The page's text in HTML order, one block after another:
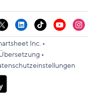
LinkedInTikTokYouTube
Inc. •
•